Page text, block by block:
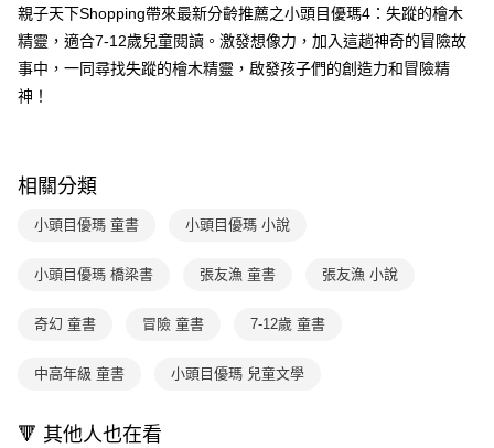
成交易。
3.實際核准額度、可分期數及費用金額請依後續交易確認頁面所載為準。
4.訂單成立30分鐘內，如未前往確認交易或遇審核未通過，訂單將自動取
消。如遇「轉專審核」未通過狀況，表示未達大哥付你分期系統評分，恕無
法說明評估內容。
帳／街口支付／iPASS MONEY」等通路繳費。
【注意事項】
用戶於交易時，得透過本服務購買商品或服務，並由商店將買賣／分期付款
資料（包含姓名、電話或地址）提供予台灣大哥大進項蒐集、處理及利用，
3.完整用戶服務條款，請詳閱以下連結：https://oppay.tw/userRule
AFTEE先享後付是「在收到商品之後才付款」的支付方式。 讓您購物簡單
便利好安心！
１．簡單：不需註冊會員、不需綁卡、不需儲值。
２．便利：只要手機號碼，簡訊認證，即可結帳。
３．安心：先確認商品／服務後，再付款。
結帳頁面，進行簡訊認證並確認金額後，即可完成結帳。
２．訂單成立數日內，您將收到繳費通知簡訊。
３．收到繳費通知簡訊後14天內，點擊此簡訊中的連結，可透過四大超商／
購買商品的店家。未經商家同意取消之訂單仍視為有效，需透過AFTEE先享
※ 交易是否成功請以「AFTEE先享後付 」之結帳頁面顯示為準，若有關於
易，需依本服務之必要範圍內提供個人資料，並將交易相關給付款項請求債
ATM付款
運送方式
付款後全家取貨
付款後7-11取貨
每筆NT$70，滿NT$800(含以上)免運費
離島宅配（澎湖、金門、馬祖、小琉球；不適用於郵局i郵箱）
親子天下Shopping帶來最新分齡推薦之小頭目優瑪4：失蹤的檜木
精靈，適合7-12歲兒童閱讀。激發想像力，加入這趟神奇的冒險故
事中，一同尋找失蹤的檜木精靈，啟發孩子們的創造力和冒險精
神！
相關分類
小頭目優瑪 童書 小頭目優瑪 小說
小頭目優瑪 橋梁書 張友漁 童書 張友漁 小說
奇幻 童書 冒險 童書 7-12歲 童書
中高年級 童書 小頭目優瑪 兒童文學
🔻 其他人也在看